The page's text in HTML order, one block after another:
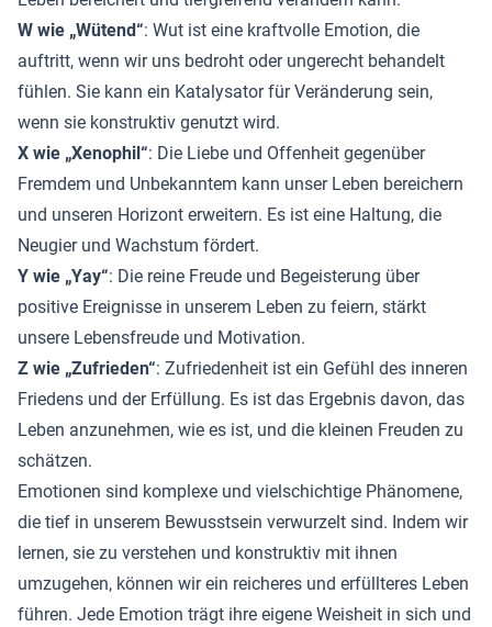
W wie „Wütend“: Wut ist eine kraftvolle Emotion, die
auftritt, wenn wir uns bedroht oder ungerecht behandelt
fühlen. Sie kann ein Katalysator für Veränderung sein,
wenn sie konstruktiv genutzt wird.
X wie „Xenophil“: Die Liebe und Offenheit gegenüber
Fremdem und Unbekanntem kann unser Leben bereichern
und unseren Horizont erweitern. Es ist eine Haltung, die
Neugier und Wachstum fördert.
Y wie „Yay“: Die reine Freude und Begeisterung über
positive Ereignisse in unserem Leben zu feiern, stärkt
unsere Lebensfreude und Motivation.
Z wie „Zufrieden“: Zufriedenheit ist ein Gefühl des inneren
Friedens und der Erfüllung. Es ist das Ergebnis davon, das
Leben anzunehmen, wie es ist, und die kleinen Freuden zu
schätzen.
Emotionen sind komplexe und vielschichtige Phänomene,
die tief in unserem Bewusstsein verwurzelt sind. Indem wir
lernen, sie zu verstehen und konstruktiv mit ihnen
umzugehen, können wir ein reicheres und erfüllteres Leben
führen. Jede Emotion trägt ihre eigene Weisheit in sich und